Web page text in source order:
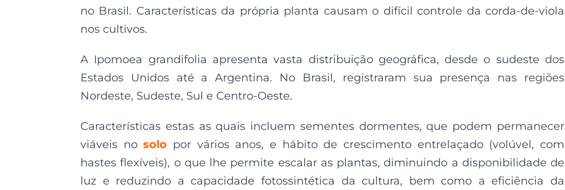
no Brasil. Características da própria planta causam o difícil controle da corda-de-viola
nos cultivos.
A Ipomoea grandifolia apresenta vasta distribuição geográfica, desde o sudeste dos
Estados Unidos até a Argentina. No Brasil, registraram sua presença nas regiões
Nordeste, Sudeste, Sul e Centro-Oeste.
Características estas as quais incluem sementes dormentes, que podem permanecer
viáveis nosolo por vários anos, e hábito de crescimento entrelaçado (volúvel, com
hastes flexíveis), o que lhe permite escalar as plantas, diminuindo a disponibilidade de
luz e reduzindo a capacidade fotossintética da cultura, bem como a eficiência da